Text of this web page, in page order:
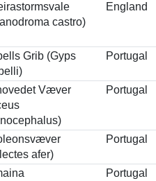
castro)
England
Grib (Gyps
Portugal
Væver
Portugal
afer)
Portugal
Portugal